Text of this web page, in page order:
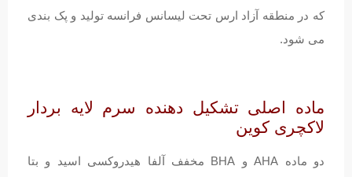
که در منطقه آزاد ارس تحت لیسانس فرانسه تولید و پک بندی
می شود.
ماده اصلی تشکیل دهنده سرم لایه بردار
لاکچری کوین
دو ماده AHA و BHA مخفف آلفا هیدروکسی اسید و بتا